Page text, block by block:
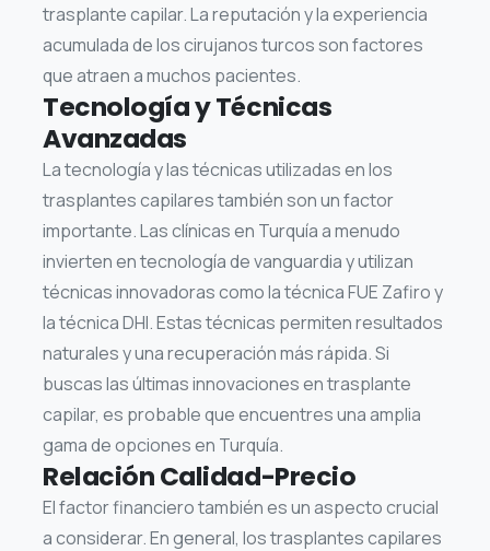
trasplante capilar. La reputación y la experiencia
acumulada de los cirujanos turcos son factores
que atraen a muchos pacientes.
Tecnología y Técnicas
Avanzadas
La tecnología y las técnicas utilizadas en los
trasplantes capilares también son un factor
importante. Las clínicas en Turquía a menudo
invierten en tecnología de vanguardia y utilizan
técnicas innovadoras como la técnica FUE Zafiro y
la técnica DHI. Estas técnicas permiten resultados
naturales y una recuperación más rápida. Si
buscas las últimas innovaciones en trasplante
capilar, es probable que encuentres una amplia
gama de opciones en Turquía.
Relación Calidad-Precio
El factor financiero también es un aspecto crucial
a considerar. En general, los trasplantes capilares